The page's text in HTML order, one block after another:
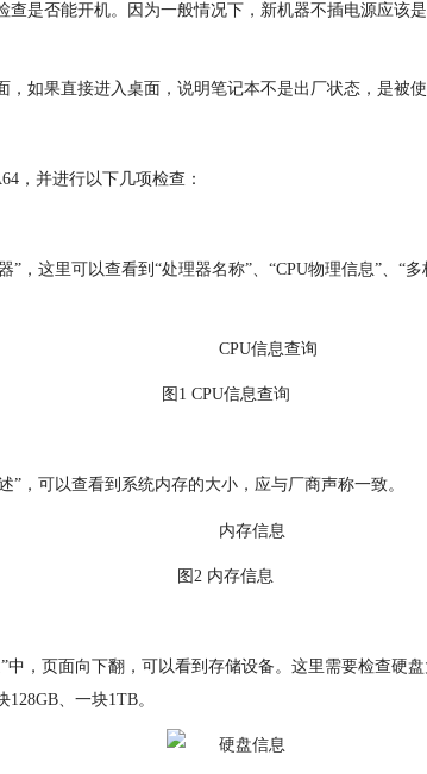
查是否能开机。因为一般情况下，新机器不插电源应该
，如果直接进入桌面，说明笔记本不是出厂状态，是被使
，并进行以下几项检查：
”，这里可以查看到“处理器名称”、“CPU物理信息”、“
图1 CPU信息查询
”，可以查看到系统内存的大小，应与厂商声称一致。
图2 内存信息
中，页面向下翻，可以看到存储设备。这里需要检查硬盘
、一块1TB。